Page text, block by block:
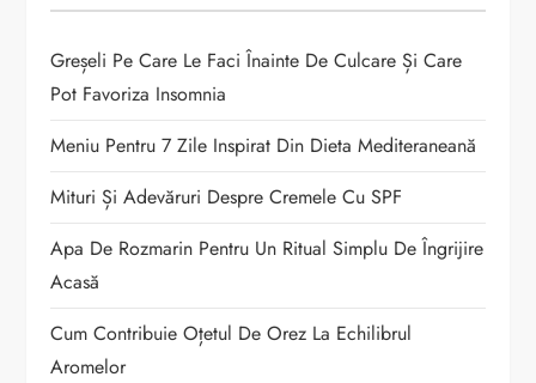
t
i
c
o
l
e
Greșeli Pe Care Le Faci Înainte De Culcare Și Care
Pot Favoriza Insomnia
Meniu Pentru 7 Zile Inspirat Din Dieta Mediteraneană
Mituri Și Adevăruri Despre Cremele Cu SPF
Apa De Rozmarin Pentru Un Ritual Simplu De Îngrijire
Acasă
Cum Contribuie Oțetul De Orez La Echilibrul
Aromelor